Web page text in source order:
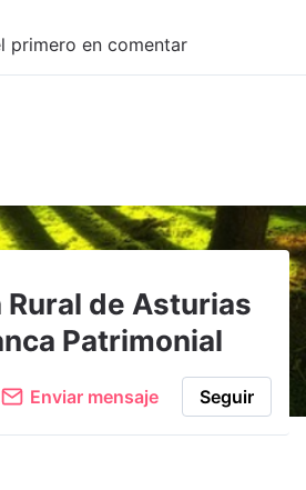
primero en comentar
Adjuntar imagen Comentar
Rural de Asturias
Patrimonial
Enviar mensaje Seguir